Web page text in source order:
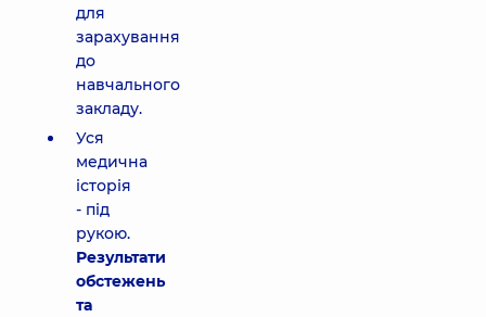
для
зарахування
до
навчального
закладу.
Уся
медична
історія
- під
рукою.
Результати
обстежень
та